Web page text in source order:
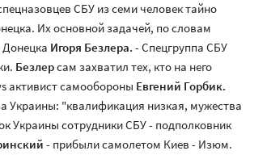
СБУ из семи человек тайно
Их основной задачей, по словам
Игоря Безлера. - Спецгруппа СБУ
Безлерсам захватил тех, кто на него
активист самообороны Евгений Горбик.
Украины: "квалификация низкая, мужества
Украины сотрудники СБУ - подполковник
- прибыли самолетом Киев - Изюм.